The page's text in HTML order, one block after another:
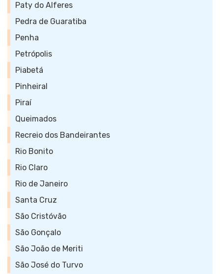
Paty do Alferes
Pedra de Guaratiba
Penha
Petrópolis
Piabetá
Pinheiral
Piraí
Queimados
Recreio dos Bandeirantes
Rio Bonito
Rio Claro
Rio de Janeiro
Santa Cruz
São Cristóvão
São Gonçalo
São João de Meriti
São José do Turvo